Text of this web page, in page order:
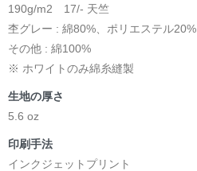
190g/m2 17/- 天竺
杢グレー : 綿80%、ポリエステル20%
その他 : 綿100%
※ ホワイトのみ綿糸縫製
生地の厚さ
5.6 oz
印刷手法
インクジェットプリント